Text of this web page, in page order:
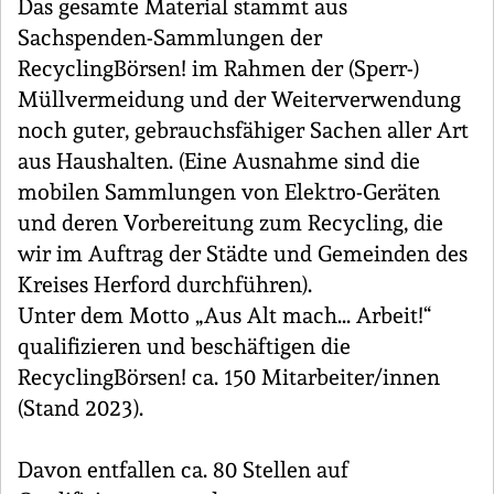
Das gesamte Material stammt aus
Sachspenden-Sammlungen der
RecyclingBörsen! im Rahmen der (Sperr-)
Müllvermeidung und der Weiterverwendung
noch guter, gebrauchsfähiger Sachen aller Art
aus Haushalten. (Eine Ausnahme sind die
mobilen Sammlungen von Elektro-Geräten
und deren Vorbereitung zum Recycling, die
wir im Auftrag der Städte und Gemeinden des
Kreises Herford durchführen).
Unter dem Motto „Aus Alt mach... Arbeit!“
qualifizieren und beschäftigen die
RecyclingBörsen! ca. 150 Mitarbeiter/innen
(Stand 2023).
Davon entfallen ca. 80 Stellen auf